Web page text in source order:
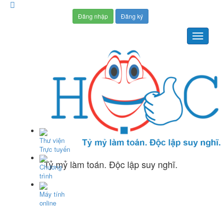
Đăng nhập Đăng ký
Tỷ mỷ làm toán. Độc lập suy nghĩ.
Thư viện
Trực tuyến
Chương
trình
Máy tính
online